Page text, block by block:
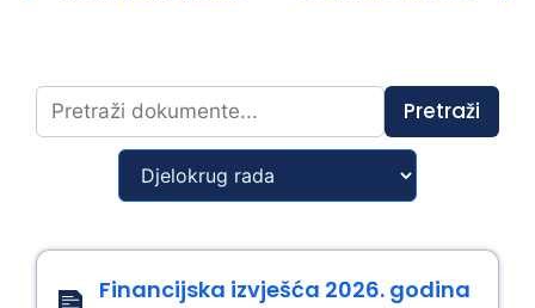
Pretraži
Financijska izvješća 2026. godina